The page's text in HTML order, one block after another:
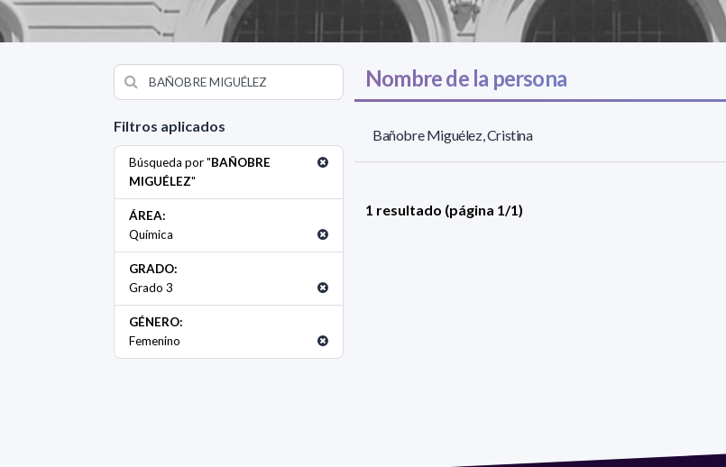
Filtros aplicados
Búsqueda por "BAÑOBRE
MIGUÉLEZ"
ÁREA:
Química
GRADO:
Grado 3
GÉNERO:
Femenino
Nombre de la persona
Bañobre Miguélez, Cristina
1 resultado (página 1/1)